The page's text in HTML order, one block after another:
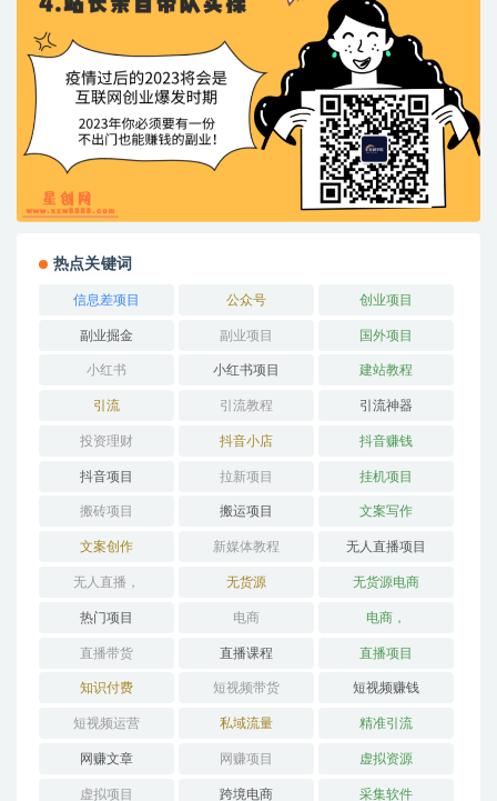
热点关键词
信息差项目 公众号 创业项目
副业掘金 副业项目 国外项目
小红书 小红书项目 建站教程
引流 引流教程 引流神器
投资理财 抖音小店 抖音赚钱
抖音项目 拉新项目 挂机项目
搬砖项目 搬运项目 文案写作
文案创作 新媒体教程 无人直播项目
无人直播， 无货源 无货源电商
热门项目 电商 电商，
直播带货 直播课程 直播项目
知识付费 短视频带货 短视频赚钱
短视频运营 私域流量 精准引流
网赚文章 网赚项目 虚拟资源
虚拟项目 跨境电商 采集软件